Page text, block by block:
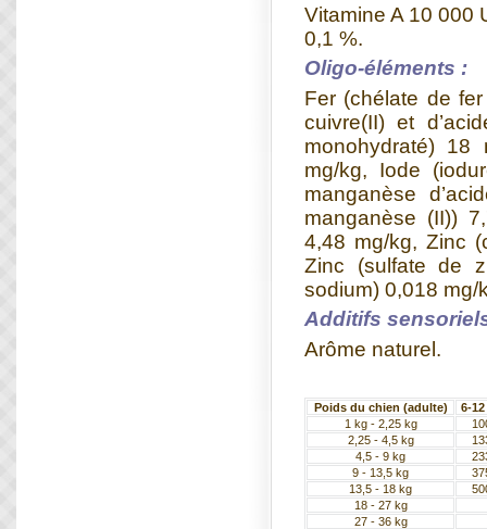
Vitamine A 10 000
0,1 %.
Oligo-éléments :
Fer (chélate de
cuivre(II) et
monohydraté) 18
mg/kg, Iode
manganèse
manganèse (II))
4,48 mg/kg, Zinc
Zinc (sulfate de
sodium) 0,018 mg/
Additifs
Arôme naturel.
Poids du chien (adulte)
6-
1 kg - 2,25 kg
2,25 - 4,5 kg
4,5 - 9 kg
9 - 13,5 kg
13,5 - 18 kg
18 - 27 kg
27 - 36 kg